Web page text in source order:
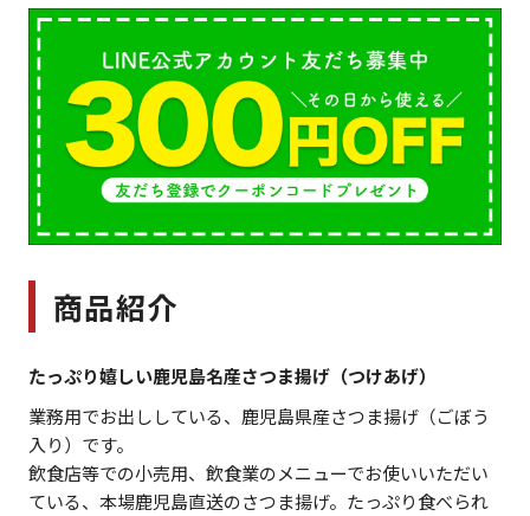
商品紹介
たっぷり嬉しい鹿児島名産さつま揚げ（つけあげ）
業務用でお出ししている、鹿児島県産さつま揚げ（ごぼう
入り）です。
飲食店等での小売用、飲食業のメニューでお使いいただい
ている、本場鹿児島直送のさつま揚げ。たっぷり食べられ